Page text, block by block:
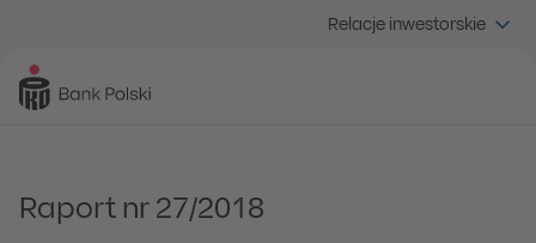
Relacje inwestorskie
Raport nr 27/2018